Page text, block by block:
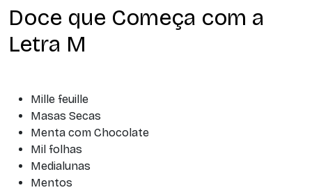
Doce que Começa com a
Letra M
Mille feuille
Masas Secas
Menta com Chocolate
Mil folhas
Medialunas
Mentos